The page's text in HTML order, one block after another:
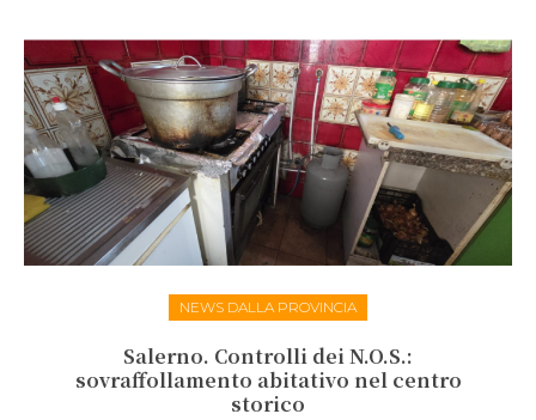
NEWS DALLA PROVINCIA
Salerno. Controlli dei N.O.S.:
sovraffollamento abitativo nel centro
storico